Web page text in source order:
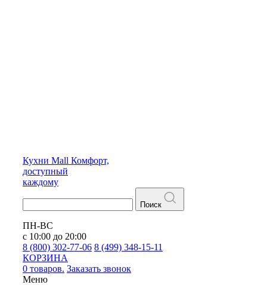
Кухни Mall Комфорт,
доступный
каждому
Поиск
ПН-ВС
с 10:00 до 20:00
8 (800) 302-77-06 8 (499) 348-15-11
КОРЗИНА
0 товаров. Заказать звонок
Меню